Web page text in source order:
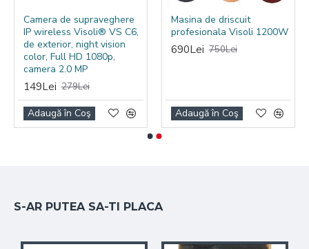
Camera de supraveghere
IP wireless Visoli® VS C6,
de exterior, night vision
color, Full HD 1080p,
camera 2.0 MP
149Lei 279Lei
Adaugă în Coş
Masina de driscuit
profesionala Visoli 1200W
690Lei 750Lei
Adaugă în Coş
S-AR PUTEA SA-TI PLACA